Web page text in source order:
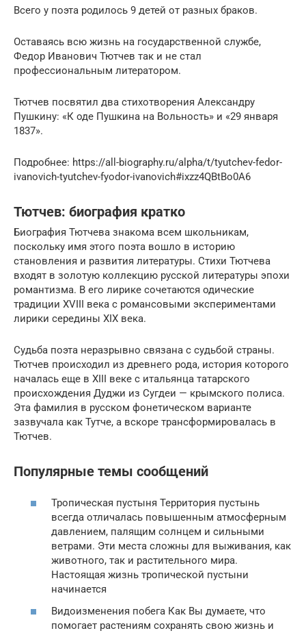
Всего у поэта родилось 9 детей от разных браков.
Оставаясь всю жизнь на государственной службе,
Федор Иванович Тютчев так и не стал
профессиональным литератором.
Тютчев посвятил два стихотворения Александру
Пушкину: «К оде Пушкина на Вольность» и «29 января
1837».
Подробнее: https://all-biography.ru/alpha/t/tyutchev-fedor-
ivanovich-tyutchev-fyodor-ivanovich#ixzz4QBtBo0A6
Тютчев: биография кратко
Биография Тютчева знакома всем школьникам,
поскольку имя этого поэта вошло в историю
становления и развития литературы. Стихи Тютчева
входят в золотую коллекцию русской литературы эпохи
романтизма. В его лирике сочетаются одические
традиции XVIII века с романсовыми экспериментами
лирики середины XIX века.
Судьба поэта неразрывно связана с судьбой страны.
Тютчев происходил из древнего рода, история которого
началась еще в XIII веке с итальянца татарского
происхождения Дуджи из Сугдеи — крымского полиса.
Эта фамилия в русском фонетическом варианте
зазвучала как Тутче, а вскоре трансформировалась в
Тютчев.
Популярные темы сообщений
Тропическая пустыня Территория пустынь
всегда отличалась повышенным атмосферным
давлением, палящим солнцем и сильными
ветрами. Эти места сложны для выживания, как
животного, так и растительного мира.
Настоящая жизнь тропической пустыни
начинается
Видоизменения побега Как Вы думаете, что
помогает растениям сохранять свою жизнь и